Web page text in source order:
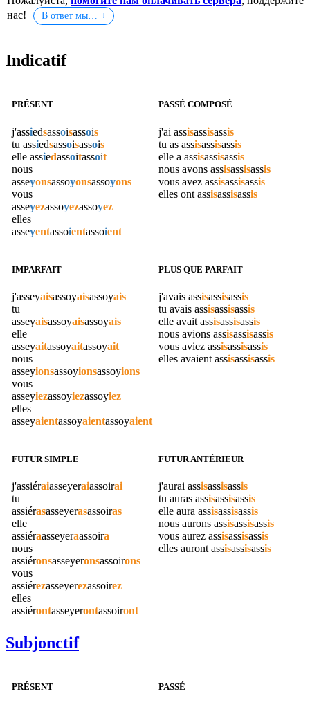
нас!
В ответ мы…
Indicatif
PRÉSENT
j'assiedsassoisassois
tu assiedsassoisassois
elle assiedassoitassoit
nous
asseyonsassoyonsassoyons
vous
asseyezassoyezassoyez
elles
asseyentassoientassoient
PASSÉ COMPOSÉ
j'ai assisassisassis
tu as assisassisassis
elle a assisassisassis
nous avons assisassisassis
vous avez assisassisassis
elles ont assisassisassis
IMPARFAIT
j'asseyaisassoyaisassoyais
tu
asseyaisassoyaisassoyais
elle
asseyaitassoyaitassoyait
nous
asseyionsassoyionsassoyions
vous
asseyiezassoyiezassoyiez
elles
asseyaientassoyaientassoyaient
PLUS QUE PARFAIT
j'avais assisassisassis
tu avais assisassisassis
elle avait assisassisassis
nous avions assisassisassis
vous aviez assisassisassis
elles avaient assisassisassis
FUTUR SIMPLE
j'assiéraiasseyeraiassoirai
tu
assiérasasseyerasassoiras
elle
assiéraasseyeraassoira
nous
assiéronsasseyeronsassoirons
vous
assiérezasseyerezassoirez
elles
assiérontasseyerontassoiront
FUTUR ANTÉRIEUR
j'aurai assisassisassis
tu auras assisassisassis
elle aura assisassisassis
nous aurons assisassisassis
vous aurez assisassisassis
elles auront assisassisassis
Subjonctif
PRÉSENT PASSÉ